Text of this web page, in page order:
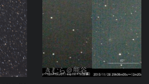
きむら＠熊谷